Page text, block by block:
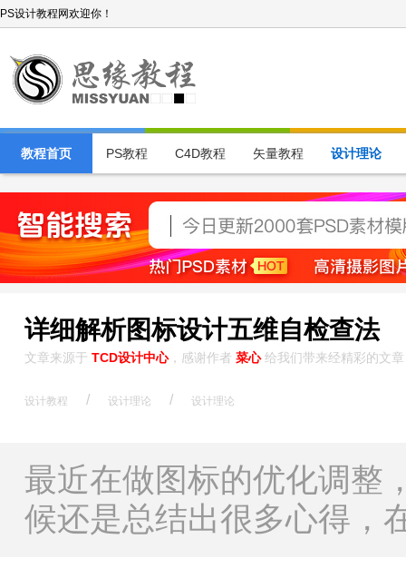
PS设计教程网欢迎你！
教程首页 PS教程 C4D教程 矢量教程 设计理论
详细解析图标设计五维自检查法
文章来源于 TCD设计中心，感谢作者 菜心给我们带来经精彩的文
设计教程 / 设计理论 / 设计理论
最近在做图标的优化调整
候还是总结出很多心得，